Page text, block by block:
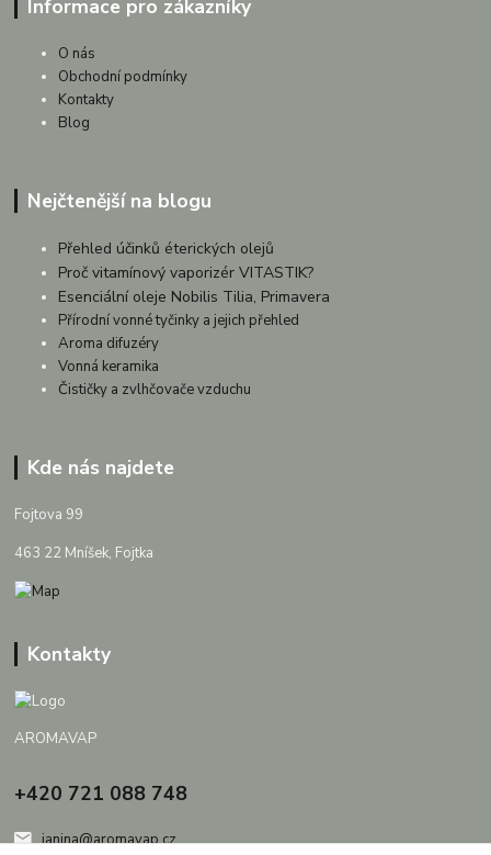
Informace pro zákazníky
O nás
Obchodní podmínky
Kontakty
Blog
Nejčtenější na blogu
Přehled účinků éterických olejů
Proč vitamínový vaporizér VITASTIK?
Esenciální oleje Nobilis Tilia, Primavera
Přírodní vonné tyčinky a jejich přehled
Aroma difuzéry
Vonná keramika
Čističky a zvlhčovače vzduchu
Kde nás najdete
Fojtova 99
463 22 Mníšek, Fojtka
Kontakty
AROMAVAP
+420 721 088 748
janina@aromavap.cz